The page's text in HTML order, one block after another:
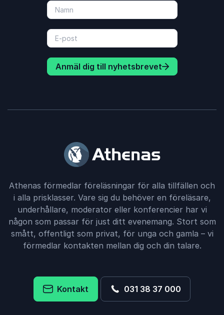
Anmäl dig till nyhetsbrevet
Athenas förmedlar föreläsningar för alla tillfällen och
i alla prisklasser. Vare sig du behöver en föreläsare,
underhållare, moderator eller konferencier har vi
någon som passar för just ditt evenemang. Stort som
smått, offentligt som privat, för unga och gamla – vi
förmedlar kontakten mellan dig och din talare.
Kontakt 031 38 37 000